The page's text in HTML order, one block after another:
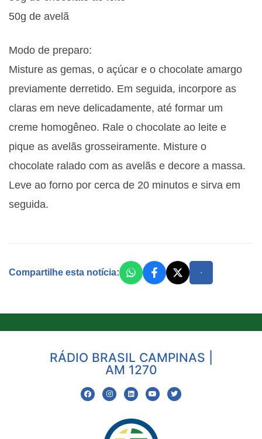
50g de avelã
Modo de preparo:
Misture as gemas, o açúcar e o chocolate amargo
previamente derretido. Em seguida, incorpore as
claras em neve delicadamente, até formar um
creme homogêneo. Rale o chocolate ao leite e
pique as avelãs grosseiramente. Misture o
chocolate ralado com as avelãs e decore a massa.
Leve ao forno por cerca de 20 minutos e sirva em
seguida.
Compartilhe esta notícia:
RÁDIO BRASIL CAMPINAS |
AM 1270